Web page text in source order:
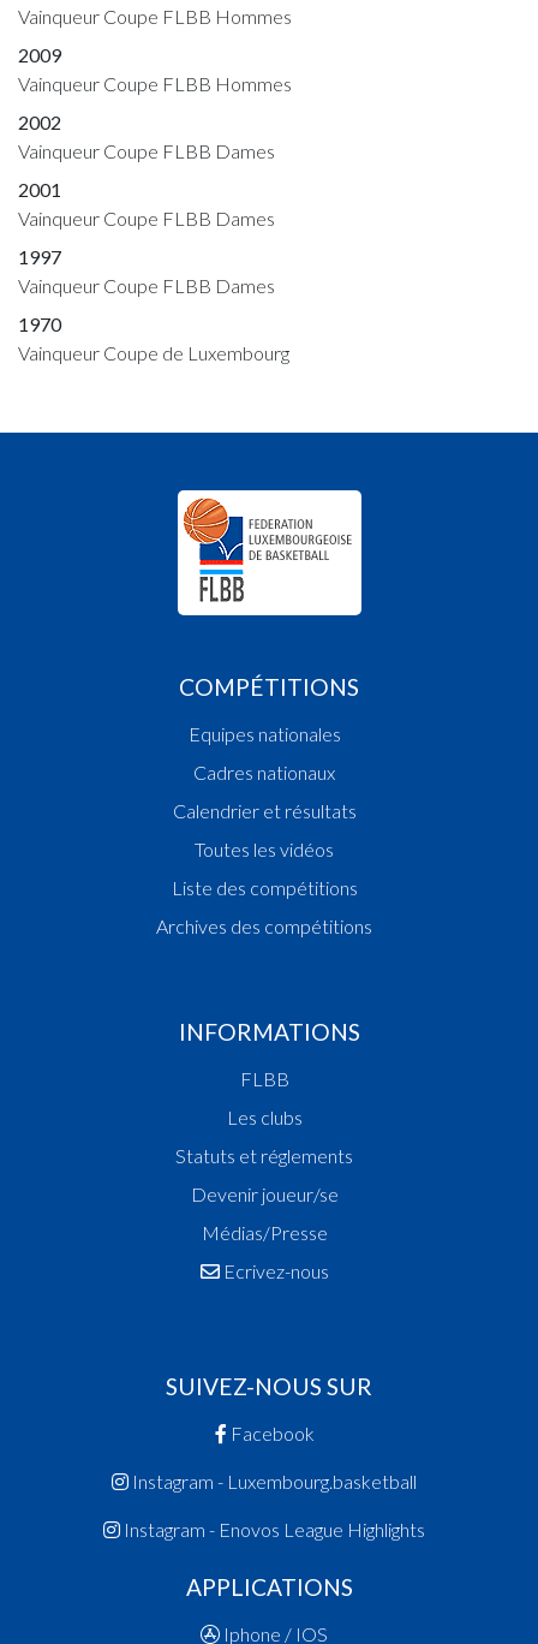
Vainqueur Coupe FLBB Hommes
2009
Vainqueur Coupe FLBB Hommes
2002
Vainqueur Coupe FLBB Dames
2001
Vainqueur Coupe FLBB Dames
1997
Vainqueur Coupe FLBB Dames
1970
Vainqueur Coupe de Luxembourg
COMPÉTITIONS
Equipes nationales
Cadres nationaux
Calendrier et résultats
Toutes les vidéos
Liste des compétitions
Archives des compétitions
INFORMATIONS
FLBB
Les clubs
Statuts et réglements
Devenir joueur/se
Médias/Presse
Ecrivez-nous
SUIVEZ-NOUS SUR
Facebook
Instagram - Luxembourg.basketball
Instagram - Enovos League Highlights
APPLICATIONS
Iphone / IOS